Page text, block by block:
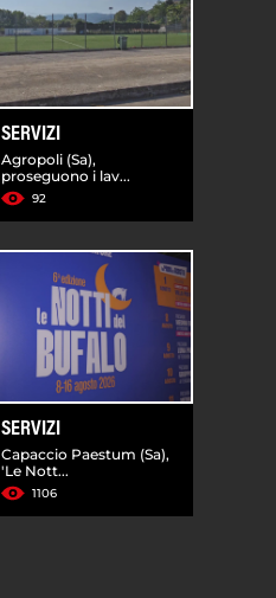
SERVIZI
Agropoli (Sa),
proseguono i lav...
92
SERVIZI
Capaccio Paestum (Sa),
'Le Nott...
1106